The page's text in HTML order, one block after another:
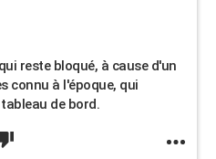
reste bloqué, à cause d'un
connu à l'époque, qui
de bord.